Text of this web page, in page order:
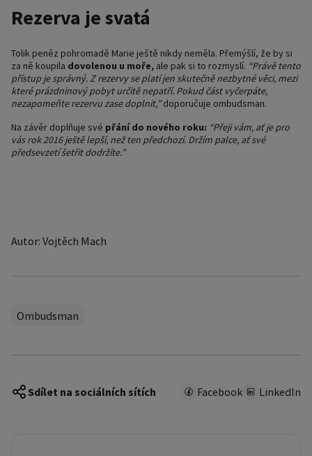
Rezerva je svatá
Tolik peněz pohromadě Marie ještě nikdy neměla. Přemýšlí, že by si
za ně koupila dovolenou u moře, ale pak si to rozmyslí. “Právě tento
přístup je správný. Z rezervy se platí jen skutečně nezbytné věci, mezi
které prázdninový pobyt určitě nepatří. Pokud část vyčerpáte,
nezapomeňte rezervu zase doplnit,”doporučuje ombudsman.
Na závěr doplňuje své přání do nového roku: “Přeji vám, ať je pro
vás rok 2016 ještě lepší, než ten předchozí. Držím palce, ať své
předsevzetí šetřit dodržíte.”
Autor: Vojtěch Mach
Ombudsman
Sdílet na sociálních sítích Facebook LinkedIn